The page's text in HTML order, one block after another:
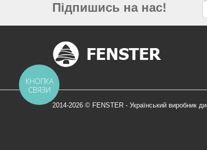
Підпишись на нас!
2014-2026 © FENSTER - Український виробник
КНОПКА
СВЯЗИ